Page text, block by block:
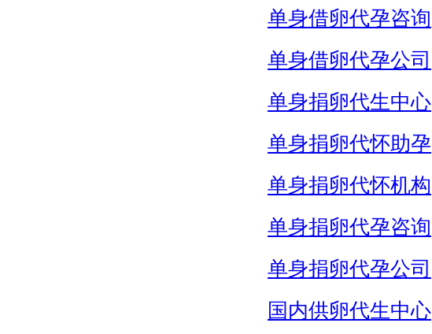
单身借卵代孕咨询
单身借卵代孕公司
单身捐卵代生中心
单身捐卵代怀助孕
单身捐卵代怀机构
单身捐卵代孕咨询
单身捐卵代孕公司
国内供卵代生中心